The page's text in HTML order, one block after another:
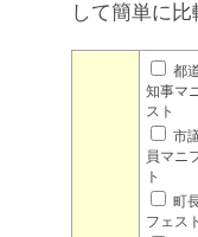
して簡単に比
都
知事マ
スト
市
員マニ
ト
町
フェスト